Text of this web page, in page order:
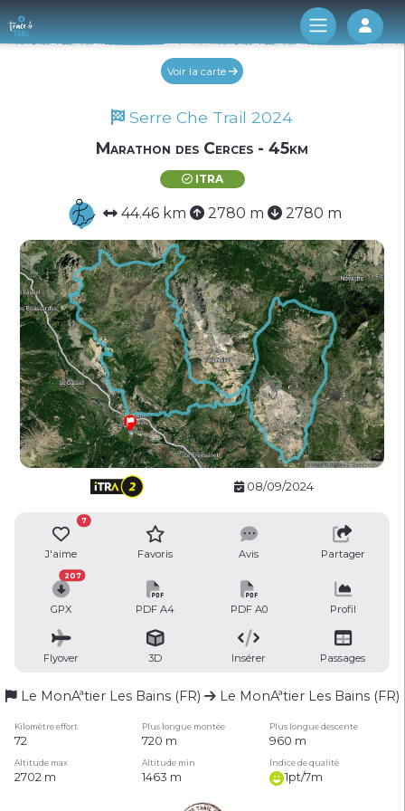
Log
Voir la carte
Serre Che Trail 2024
Marathon des Cerces - 45km
ITRA
44.46 km 2780 m 2780 m
08/09/2024
J'aime
7
Favoris Avis Partager
GPX
207
PDF A4 PDF A0 Profil
Flyover 3D Insérer Passages
Le MonAªtier Les Bains (FR) Le MonAªtier Les Bains (FR)
Kilomètre effort Plus longue montée Plus longue descente
72 720 m 960 m
Altitude max Altitude min Indice de qualité
2702 m 1463 m 1pt/7m